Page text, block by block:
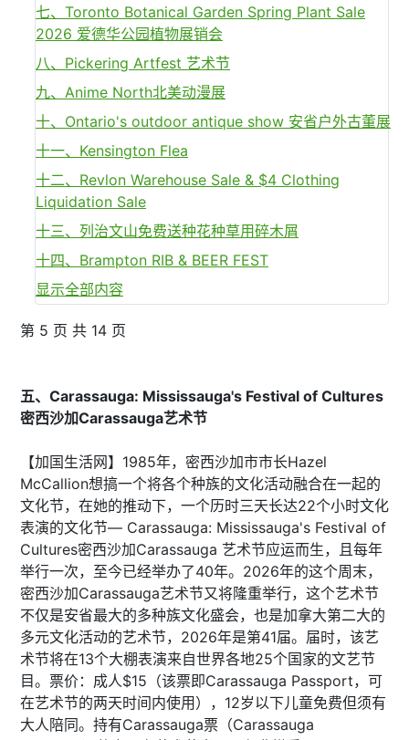
七、Toronto Botanical Garden Spring Plant Sale
2026 爱德华公园植物展销会
八、Pickering Artfest 艺术节
九、Anime North北美动漫展
十、Ontario's outdoor antique show 安省户外古董展
十一、Kensington Flea
十二、Revlon Warehouse Sale & $4 Clothing
Liquidation Sale
十三、列治文山免费送种花种草用碎木屑
十四、Brampton RIB & BEER FEST
显示全部内容
第 5 页 共 14 页
五、Carassauga: Mississauga's Festival of Cultures
密西沙加Carassauga艺术节
【加国生活网】1985年，密西沙加市市长Hazel
McCallion想搞一个将各个种族的文化活动融合在一起的
文化节，在她的推动下，一个历时三天长达22个小时文化
表演的文化节— Carassauga: Mississauga's Festival of
Cultures密西沙加Carassauga 艺术节应运而生，且每年
举行一次，至今已经举办了40年。2026年的这个周末，
密西沙加Carassauga艺术节又将隆重举行，这个艺术节
不仅是安省最大的多种族文化盛会，也是加拿大第二大的
多元文化活动的艺术节，2026年是第41届。届时，该艺
术节将在13个大棚表演来自世界各地25个国家的文艺节
目。票价：成人$15（该票即Carassauga Passport，可
在艺术节的两天时间内使用），12岁以下儿童免费但须有
大人陪同。持有Carassauga票（Carassauga